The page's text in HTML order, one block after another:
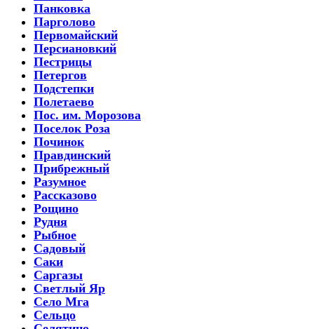
Панковка
Парголово
Первомайский
Персиановкий
Пестрицы
Петергов
Подстепки
Полетаево
Пос. им. Морозова
Поселок Роза
Починок
Правдинский
Прибрежный
Разумное
Рассказово
Рощино
Рудня
Рыбное
Садовый
Саки
Саргазы
Светлый Яр
Село Мга
Сельцо